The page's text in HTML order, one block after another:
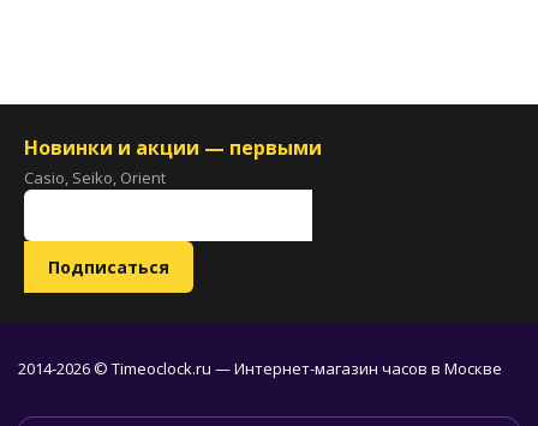
Новинки и акции — первыми
Casio, Seiko, Orient
2014-2026 © Timeoclock.ru — Интернет-магазин часов в Москве